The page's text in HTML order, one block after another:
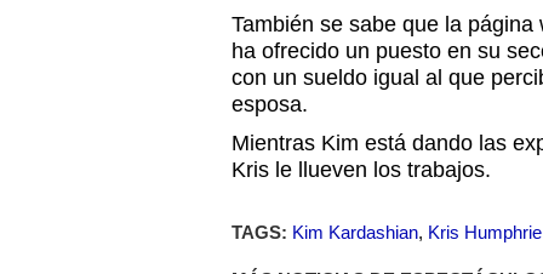
También se sabe que la
ha ofrecido un puesto en su
con un sueldo igual al que
esposa.
Mientras Kim está dando las
Kris le llueven los trabajos.
TAGS: Kim Kardashian, Kris Humphrie